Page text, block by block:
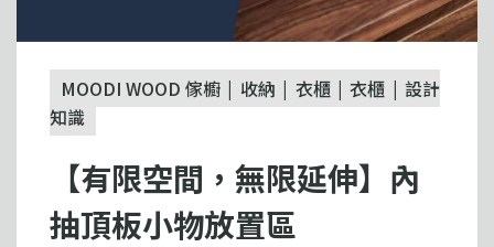
MOODI WOOD 傢櫥 收納 衣櫃 衣櫃
設計
知識
【有限空間，無限延伸】內
抽頂板小物放置區